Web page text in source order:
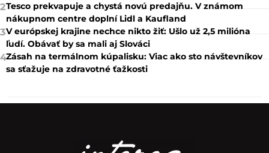
2Tesco prekvapuje a chystá novú predajňu. V známom
nákupnom centre doplní Lidl a Kaufland
3V európskej krajine nechce nikto žiť: Ušlo už 2,5 milióna
ľudí. Obávať by sa mali aj Slováci
4Zásah na termálnom kúpalisku: Viac ako sto návštevníkov
sa sťažuje na zdravotné ťažkosti